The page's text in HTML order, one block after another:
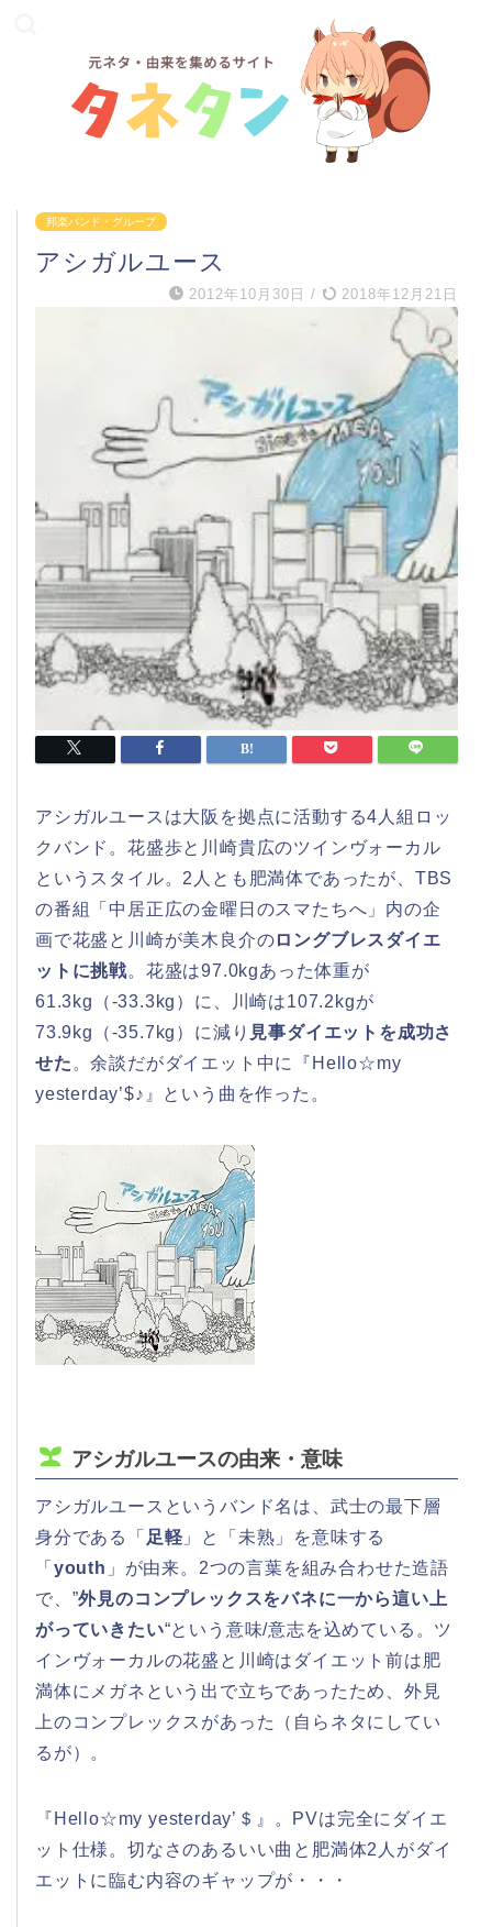
邦楽バンド・グループ
アシガルユース
2012年10月30日 / 2018年12月21日
アシガルユースは大阪を拠点に活動する4人組ロッ
クバンド。花盛歩と川崎貴広のツインヴォーカル
というスタイル。2人とも肥満体であったが、TBS
の番組「中居正広の金曜日のスマたちへ」内の企
画で花盛と川崎が美木良介のロングブレスダイエ
ットに挑戦。花盛は97.0kgあった体重が
61.3kg（-33.3kg）に、川崎は107.2kgが
73.9kg（-35.7kg）に減り 見事ダイエットを成功さ
せた 。余談だがダイエット中に『Hello☆my
yesterday’$♪』という曲を作った。
アシガルユースの由来・意味
アシガルユースというバンド名は、武士の最下層
身分である「 足軽 」と「未熟」を意味する
「 youth 」が由来。2つの言葉を組み合わせた造語
で、”外見のコンプレックスをバネに一から這い上
がっていきたい“という意味/意志を込めている。ツ
インヴォーカルの花盛と川崎はダイエット前は肥
満体にメガネという出で立ちであったため、外見
上のコンプレックスがあった（自らネタにしてい
るが）。
『Hello☆my yesterday’＄』。PVは完全にダイエ
ット仕様。切なさのあるいい曲と肥満体2人がダイ
エットに臨む内容のギャップが・・・